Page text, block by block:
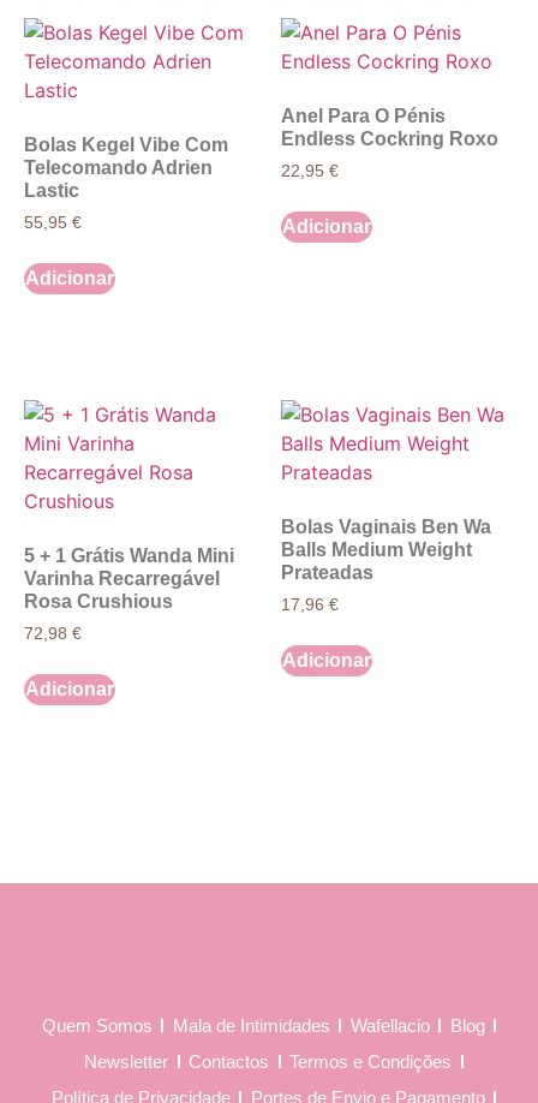
Bolas Kegel Vibe Com
Telecomando Adrien
Lastic
55,95 €
Adicionar
Anel Para O Pénis
Endless Cockring Roxo
22,95 €
Adicionar
5 + 1 Grátis Wanda Mini
Varinha Recarregável
Rosa Crushious
72,98 €
Adicionar
Bolas Vaginais Ben Wa
Balls Medium Weight
Prateadas
17,96 €
Adicionar
Quem Somos Mala de Intimidades Wafellacio
Blog
Newsletter
Contactos
Termos e Condições
Política de Privacidade
Portes de Envio e Pagamento